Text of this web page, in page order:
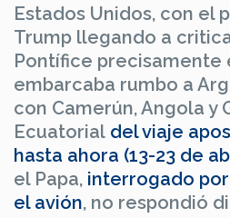
Estados Unidos, con el
Trump llegando a
Pontífice precisamente
embarcaba rumbo a
con Camerún, Angola y
Ecuatorial del viaje
hasta ahora (13-23 de
el Papa, interrogado
el avión, no respondió